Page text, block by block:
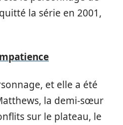
la série en 2001,
et elle a été
la demi-sœur
sur le plateau, le